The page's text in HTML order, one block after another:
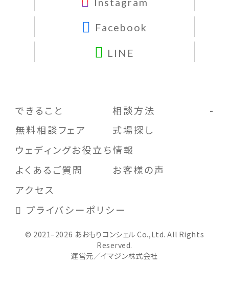
Facebook
LINE
できること
相談方法
無料相談フェア
式場探し
ウェディングお役立ち情報
よくあるご質問
お客様の声
アクセス
プライバシーポリシー
© 2021–2026 あおもりコンシェル Co.,Ltd. All Rights
Reserved.
運営元／イマジン株式会社